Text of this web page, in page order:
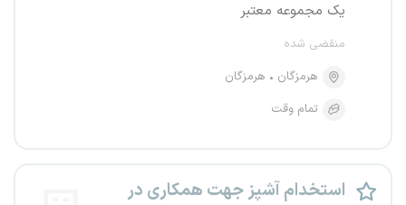
یک مجموعه معتبر
منقضی شده
هرمزگان
هرمزگان
تمام وقت
استخدام آشپز جهت همکاری در